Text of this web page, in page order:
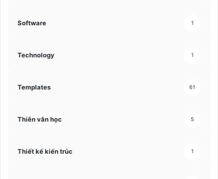
Software 1
Technology 1
Templates 61
Thiên văn học 5
Thiết kế kiến trúc 1